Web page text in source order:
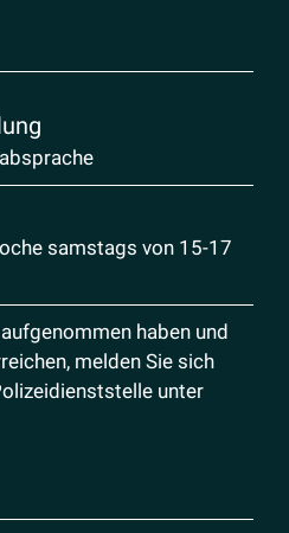
samstags von 15-17
haben und
melden Sie sich
unter